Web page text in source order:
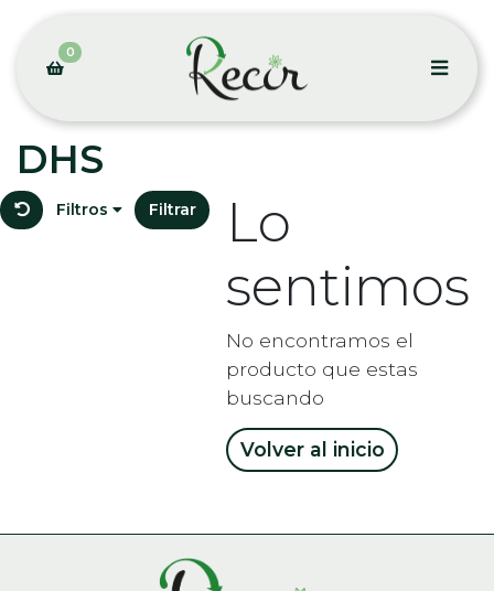
0
DHS
Filtros Filtrar
Lo
sentimos
No encontramos el
producto que estas
buscando
Volver al inicio